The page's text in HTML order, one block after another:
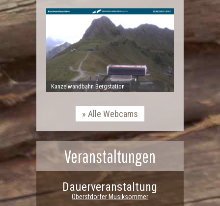
Kanzelwandbahn Bergstation
Alle Webcams
Veranstaltungen
Dauerveranstaltung
Oberstdorfer Musiksommer